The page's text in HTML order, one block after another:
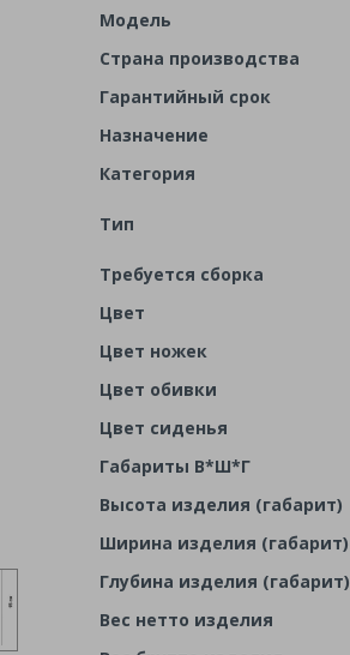
Модель
Страна производства
Гарантийный срок
Назначение
Категория
Тип
Требуется сборка
Цвет
Цвет ножек
Цвет обивки
Цвет сиденья
Габариты В*Ш*Г
Высота изделия (габарит)
Ширина изделия (габарит)
Глубина изделия (габарит)
Вес нетто изделия